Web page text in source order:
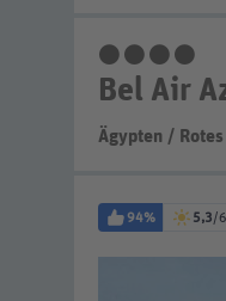
Bel Air
Ägypten /
94% 5,3/6